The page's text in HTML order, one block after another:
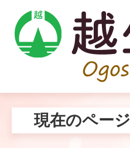
現在のページ